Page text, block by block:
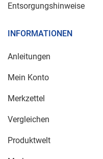
Entsorgungshinweise
INFORMATIONEN
Anleitungen
Mein Konto
Merkzettel
Vergleichen
Produktwelt